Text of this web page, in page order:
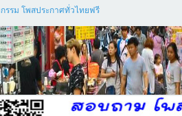
รรม โพสประกาศทั่วไทยฟรี